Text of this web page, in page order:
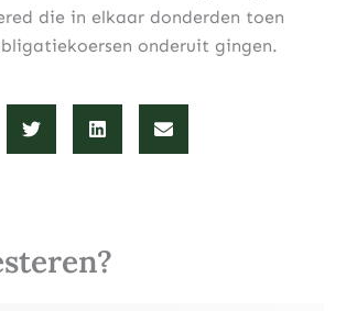
die in elkaar donderden toen
onderuit gingen.